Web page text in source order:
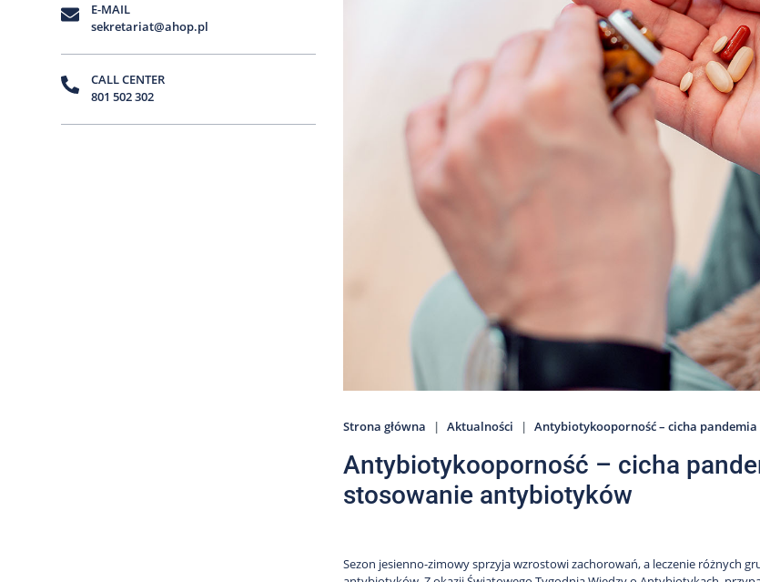
E-MAIL
sekretariat@ahop.pl
CALL CENTER
801 502 302
Strona główna Aktualności Antybiotykooporność – cicha
Antybiotykooporność – cicha
stosowanie antybiotyków
Sezon jesienno-zimowy sprzyja wzrostowi zachorowań, a leczenie różnych